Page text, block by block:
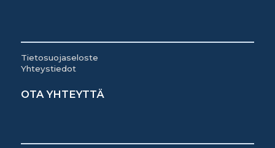
Tietosuojaseloste
Yhteystiedot
OTA YHTEYTTÄ